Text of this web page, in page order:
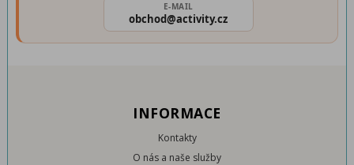
E-MAIL
obchod@activity.cz
INFORMACE
Kontakty
O nás a naše služby